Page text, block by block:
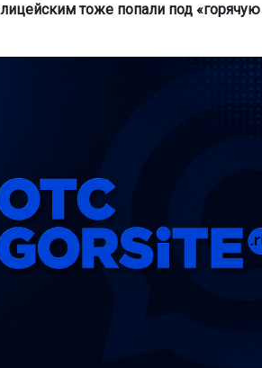
тоже попали под «горячую